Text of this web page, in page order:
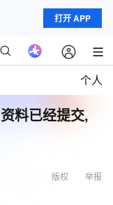
打开 APP
个人
料已经提交,
举报
版权